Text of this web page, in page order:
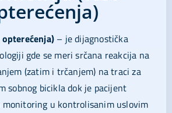
– je dijagnostička
gde se meri srčana reakcija na
(zatim i trčanjem) na traci za
sobnog bicikla dok je pacijent
monitoring u kontrolisanim uslovim